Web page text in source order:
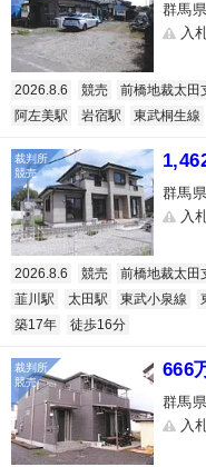
群馬
入
2026.8.6 競売 前橋地裁太田
阿左美駅
岩宿駅 東武桐生線
群馬
入
2026.8.6 競売 前橋地裁太田
韮川駅
太田駅 東武小泉線
築17年
徒歩16分
666
群馬
入